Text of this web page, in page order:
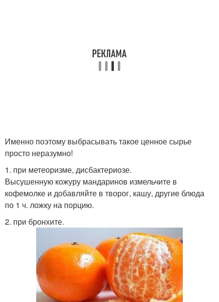
Именно поэтому выбрасывать такое ценное сырье
просто неразумно!
1. при метеоризме, дисбактериозе.
Высушенную кожуру мандаринов измельчите в
кофемолке и добавляйте в творог, кашу, другие блюда
по 1 ч. ложку на порцию.
2. при бронхите.